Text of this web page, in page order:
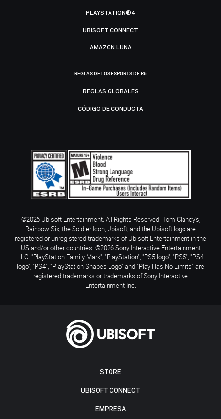
STORE
UBISOFT CONNECT
EMPRESA
PLAYSTATION®4
UBISOFT CONNECT
AMAZON LUNA
REGLAS DE LOS ESPORTS DE R6
REGLAS GLOBALES
CÓDIGO DE CONDUCTA
©2026 Ubisoft Entertainment. All Rights Reserved. Tom Clancy’s,
Rainbow Six, the Soldier Icon, Ubisoft, and the Ubisoft logo are
registered or unregistered trademarks of Ubisoft Entertainment in the
US and/or other countries. ©2026 Sony Interactive Entertainment
LLC. "PlayStation Family Mark", "PlayStation", "PS5 logo", "PS5", "PS4
logo", "PS4", "PlayStation Shapes Logo" and "Play Has No Limits" are
registered trademarks or trademarks of Sony Interactive
Entertainment Inc.